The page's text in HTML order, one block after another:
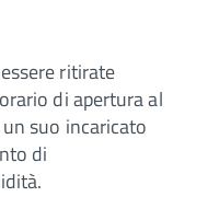
ritirate
di apertura al
suo incaricato
di